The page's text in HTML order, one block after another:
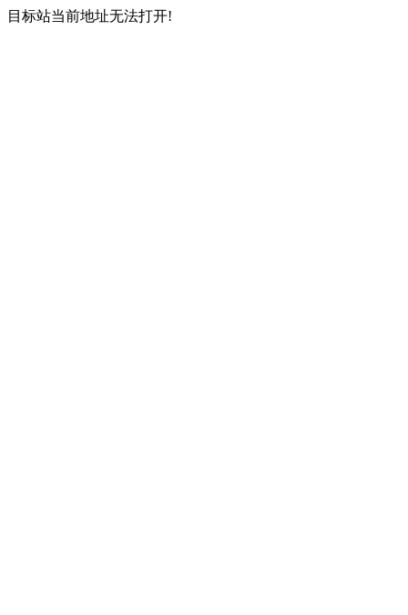
目标站当前地址无法打开!